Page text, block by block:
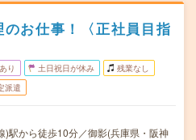
お仕事！〈正社員目指
り 土日祝日が休み 残業なし
派遣
)駅から徒歩10分／御影(兵庫県・阪神